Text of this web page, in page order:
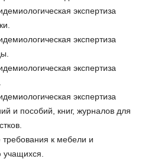
экспертиза
экспертиза
экспертиза
экспертиза
и пособий, книг, журналов для
требования к мебели и